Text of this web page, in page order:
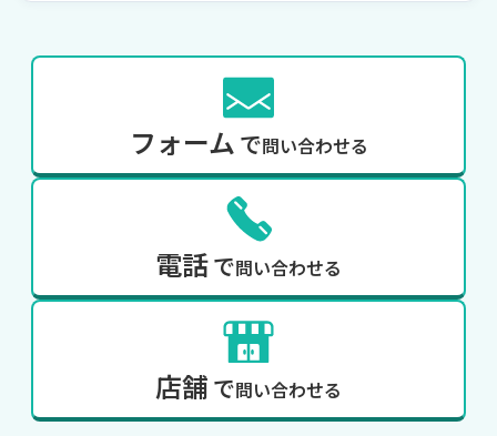
フォーム で問い合わせる
電話で問い合わせる
店舗 で問い合わせる